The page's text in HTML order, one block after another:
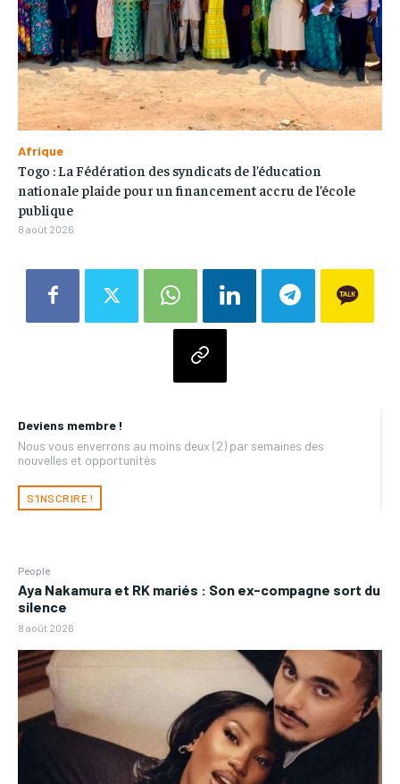
Deviens membre !
Nous vous enverrons au moins deux (2) par semaines des
nouvelles et opportunités
S'INSCRIRE !
People
Aya Nakamura et RK mariés : Son ex-compagne sort du
silence
8 août 2026
Afrique
Togo : La Fédération des syndicats de l’éducation
nationale plaide pour un financement accru de l’école
publique
8 août 2026